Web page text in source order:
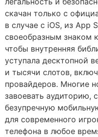
скачан только с
в случае с iOS, из App
своеобразным знаком
чтобы внутренняя
уступала десктопной
и тысячи слотов,
провайдеров. Многие
завоевать аудиторию,
безупречную
для современного
телефона в любое